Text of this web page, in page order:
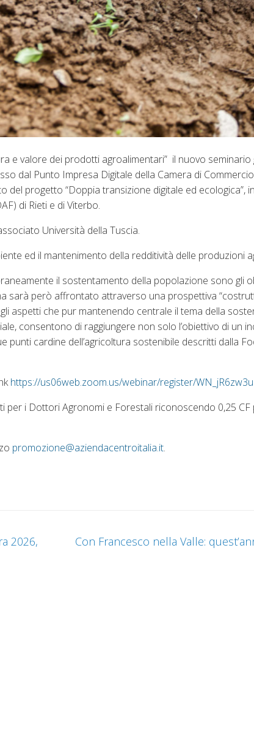
e valore dei prodotti agroalimentari” il nuovo
dal Punto Impresa Digitale della Camera di
del progetto “Doppia transizione digitale ed ecologica”,
di Rieti e di Viterbo.
Università della Tuscia.
ed il mantenimento della redditività delle produzioni
il sostentamento della popolazione sono gli
sarà però affrontato attraverso una prospettiva
aspetti che pur mantenendo centrale il tema della
consentono di raggiungere non solo l’obiettivo di un
punti cardine dell’agricoltura sostenibile descritti dalla
https://us06web.zoom.us/webinar/register/
per i Dottori Agronomi e Forestali riconoscendo 0,25
promozione@aziendacentroitalia.it.
2026,
Con Francesco nella Valle: